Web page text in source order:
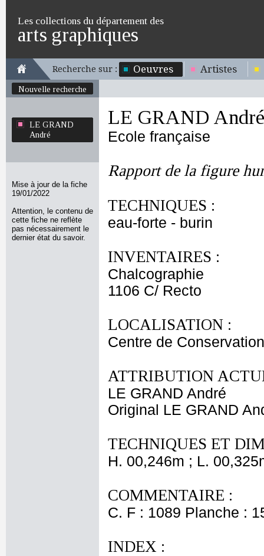
Les collections du département des
arts graphiques
Recherche sur : Oeuvres Artistes
Nouvelle recherche
LE GRAND
André
Mise à jour de la fiche
19/01/2022
Attention, le contenu de
cette fiche ne reflète
pas nécessairement le
dernier état du savoir.
LE GRAND André
Ecole française
Rapport de la figure
TECHNIQUES :
eau-forte - burin
INVENTAIRES :
Chalcographie
1106 C/ Recto
LOCALISATION :
Centre de
ATTRIBUTION
LE GRAND André
Original LE GRAND
TECHNIQUES ET
H. 00,246m ; L.
COMMENTAIRE :
C. F : 1089 Planche :
INDEX :